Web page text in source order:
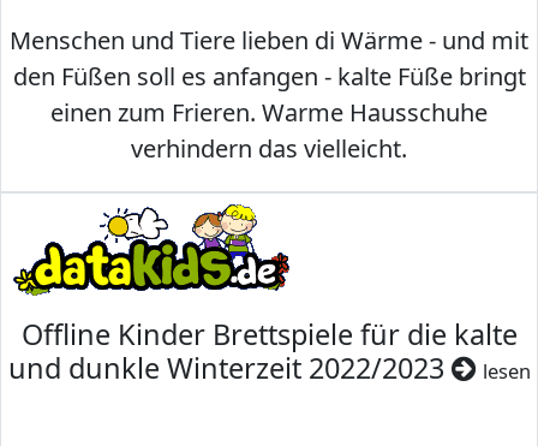
Menschen und Tiere lieben di Wärme - und mit
den Füßen soll es anfangen - kalte Füße bringt
einen zum Frieren. Warme Hausschuhe
verhindern das vielleicht.
Offline Kinder Brettspiele für die kalte
und dunkle Winterzeit 2022/2023
lesen